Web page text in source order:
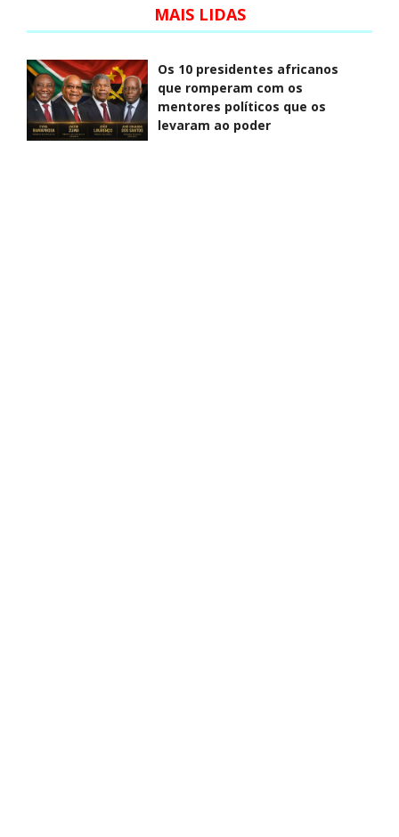
MAIS LIDAS
Os 10 presidentes africanos
que romperam com os
mentores políticos que os
levaram ao poder